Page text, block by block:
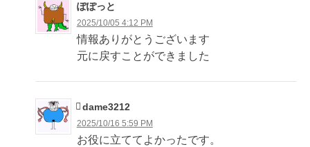
ぽぽっと
2025/10/05 4:12 PM
情報ありがとうございます
元に戻すことができました
dame3212
2025/10/16 5:59 PM
お役に立ててよかったです。